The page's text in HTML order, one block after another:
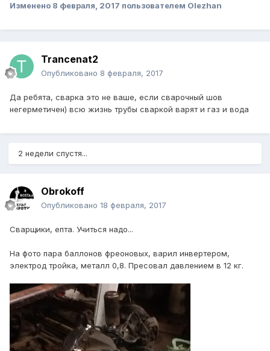
Изменено 8 февраля, 2017 пользователем Olezhan
Trancenat2
Опубликовано 8 февраля, 2017
Да ребята, сварка это не ваше, если сварочный шов
негерметичен) всю жизнь трубы сваркой варят и газ и вода
2 недели спустя...
Obrokoff
Опубликовано 18 февраля, 2017
Сварщики, епта. Учиться надо...
На фото пара баллонов фреоновых, варил инвертером,
электрод тройка, металл 0,8. Пресовал давлением в 12 кг.